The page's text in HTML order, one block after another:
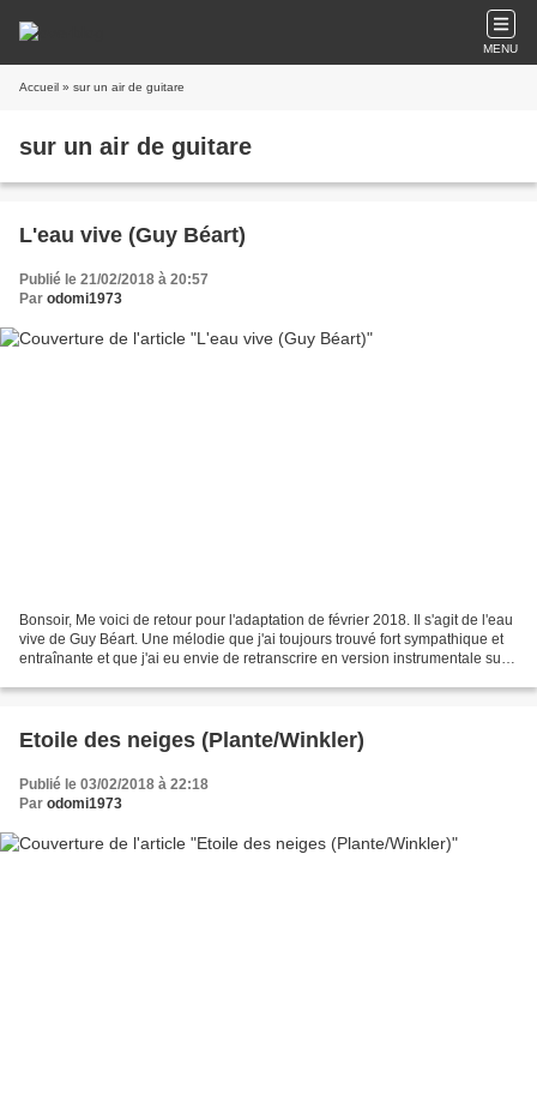
MENU
Accueil » sur un air de guitare
sur un air de guitare
L'eau vive (Guy Béart)
Publié le 21/02/2018 à 20:57
Par odomi1973
Bonsoir, Me voici de retour pour l'adaptation de février 2018. Il s'agit de l'eau
vive de Guy Béart. Une mélodie que j'ai toujours trouvé fort sympathique et
entraînante et que j'ai eu envie de retranscrire en version instrumentale sur
Etoile des neiges (Plante/Winkler)
Publié le 03/02/2018 à 22:18
Par odomi1973